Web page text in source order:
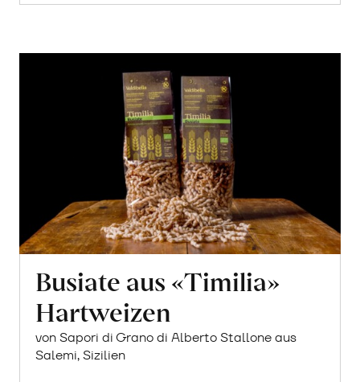
Busiate aus «Timilia»
Hartweizen
von Sapori di Grano di Alberto Stallone aus
Salemi, Sizilien